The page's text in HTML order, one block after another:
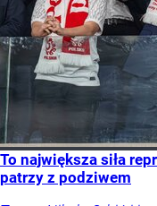
To największa siła
patrzy z podziwem